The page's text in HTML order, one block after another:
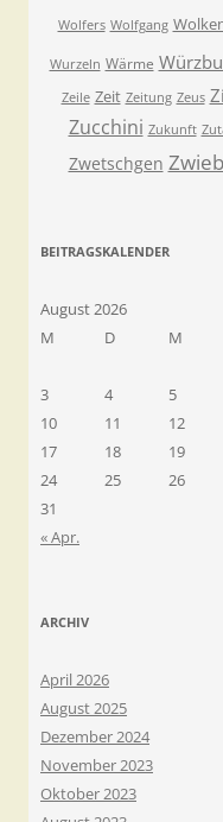
Wolfers Wolfgang
Wurzeln Wärme
Zeile Zeit Zeitung Zeus
Zucchini Zukunft
Zwetschgen
BEITRAGSKALENDER
August 2026
M
D M
3
4 5
10
11 12
17
18 19
24
25 26
31
« Apr.
ARCHIV
April 2026
August 2025
Dezember 2024
November 2023
Oktober 2023